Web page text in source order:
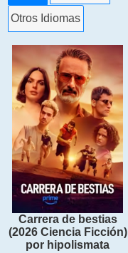
Otros Idiomas
Carrera de bestias
(2026 Ciencia Ficción)
por hipolismata